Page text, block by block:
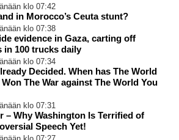
klo 07:42
in Morocco’s Ceuta stunt?
klo 07:38
evidence in Gaza, carting off
in 100 trucks daily
klo 07:34
Decided. When has The World
The War against The World You
klo 07:31
– Why Washington Is Terrified of
Speech Yet!